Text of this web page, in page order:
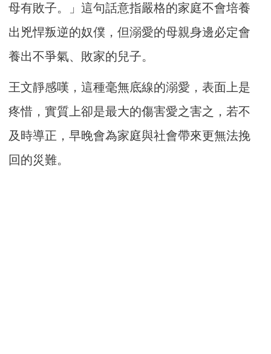
母有敗子。」這句話意指嚴格的家庭不會培養
出兇悍叛逆的奴僕，但溺愛的母親身邊必定會
養出不爭氣、敗家的兒子。
王文靜感嘆，這種毫無底線的溺愛，表面上是
疼惜，實質上卻是最大的傷害愛之害之，若不
及時導正，早晚會為家庭與社會帶來更無法挽
回的災難。